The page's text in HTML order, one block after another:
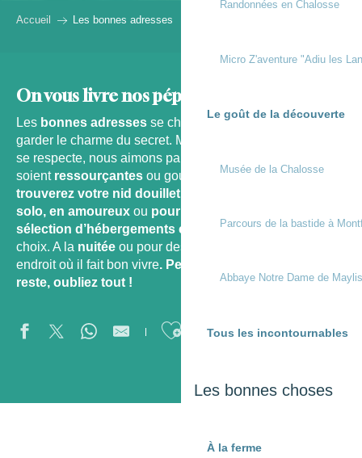
Randonnées en Chalosse
Micro Z'aventure "Adiu les
Le goût de la découverte
Musée de la Chalosse
Parcours de la bastide à
Abbaye Notre Dame de Maylis
Tous les incontournables
Les bonnes choses
À la ferme
Accueil Les bonnes adresses
On vous livre nos pépites !
Les bonnes adresses se chuchotent à l’oreille pour
garder le charme du secret. Mais en bon chalossais qui
se respecte, nous aimons partager
soient ressourçantes ou gourmandes.Ici vous
trouverez votre nid douillet parfait
solo, en amoureux ou pour votre cure
sélection d’hébergements classés pour faire le bon
choix. A la nuitée ou pour des
endroit où il fait bon vivre. Pensez à vous et pour le
reste, oubliez tout !
Ajouter aux